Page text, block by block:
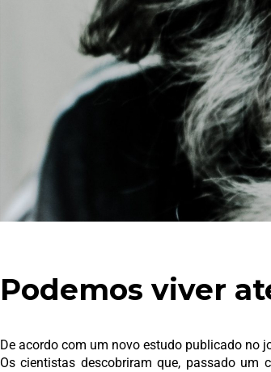
Podemos viver
De acordo com um novo estudo publicado no
Os cientistas descobriram que, passado um